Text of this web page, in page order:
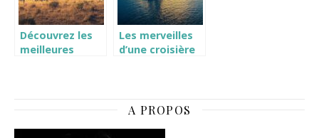
Découvrez les
meilleures
Les merveilles
d’une croisière
A PROPOS